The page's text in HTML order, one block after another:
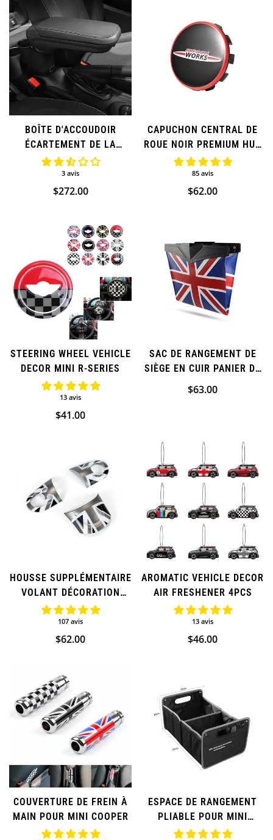
BOÎTE D'ACCOUDOIR
ÉCARTEMENT DE LA
CONSOLE CENTRALE
RÉGLABLE POUR MINI
COOPER
3 avis
Prix
$272.00
CAPUCHON CENTRAL DE
ROUE NOIR PREMIUM HUB
CAP POUR MINI COOPER
85 avis
Prix
$62.00
STEERING WHEEL VEHICLE
DECOR MINI R-SERIES
13 avis
Prix
$41.00
SAC DE RANGEMENT DE
SIÈGE EN CUIR PANIER DE
SAC POUBELLE POUR MINI
Prix
$63.00
HOUSSE SUPPLÉMENTAIRE
VOLANT DÉCORATION
INTÉRIEURE POUR MINI
COOPER
(SUPPLÉMENTAIRE)
107 avis
Prix
$62.00
AROMATIC VEHICLE DECOR
AIR FRESHENER 4PCS
13 avis
Prix
$46.00
COUVERTURE DE FREIN À
MAIN POUR MINI COOPER
ESPACE DE RANGEMENT
PLIABLE POUR MINI
COOPER
Confirm your age
Are you 18 years old or older?
NO, I'M NOT YES, I AM